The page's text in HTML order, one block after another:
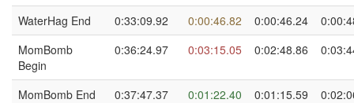
WaterHag End
0:33:09.92 0:00:46.82 0:00:46.24
MomBomb
Begin
0:36:24.97 0:03:15.05 0:02:48.86
MomBomb End 0:37:47.37 0:01:22.40 0:01:15.59